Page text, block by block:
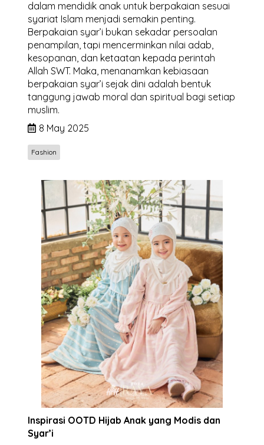
dalam mendidik anak untuk berpakaian sesuai
syariat Islam menjadi semakin penting.
Berpakaian syar’i bukan sekadar persoalan
penampilan, tapi mencerminkan nilai adab,
kesopanan, dan ketaatan kepada perintah
Allah SWT. Maka, menanamkan kebiasaan
berpakaian syar’i sejak dini adalah bentuk
tanggung jawab moral dan spiritual bagi setiap
muslim.
8 May 2025
Fashion
Inspirasi OOTD Hijab Anak yang Modis dan
Syar’i